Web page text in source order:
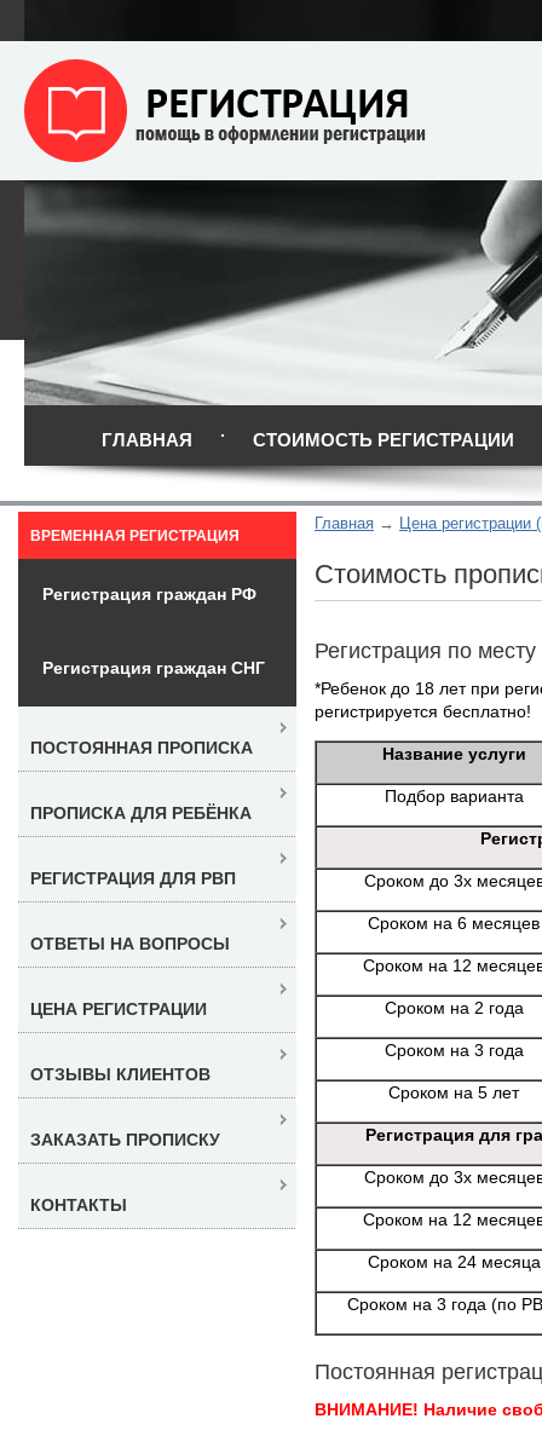
ГЛАВНАЯ СТОИМОСТЬ РЕГИСТРАЦИИ
Главная Цена регистрации
Стоимость
Регистрация по
*Ребенок до 18 лет при
регистрируется бесплатно!
Название услуги
Подбор варианта
Сроком до 3х
Сроком на 6 месяцев
Сроком на 12
Сроком на 2 года
Сроком на 3 года
Сроком на 5 лет
Регистрация для
Сроком до 3х
Сроком на 12
Сроком на 24 месяца
Сроком на 3 года (по
Постоянная
ВНИМАНИЕ! Наличие
ВРЕМЕННАЯ РЕГИСТРАЦИЯ
Регистрация граждан РФ
Регистрация граждан СНГ
ПОСТОЯННАЯ ПРОПИСКА
ПРОПИСКА ДЛЯ РЕБЁНКА
РЕГИСТРАЦИЯ ДЛЯ РВП
ОТВЕТЫ НА ВОПРОСЫ
ЦЕНА РЕГИСТРАЦИИ
ОТЗЫВЫ КЛИЕНТОВ
ЗАКАЗАТЬ ПРОПИСКУ
КОНТАКТЫ